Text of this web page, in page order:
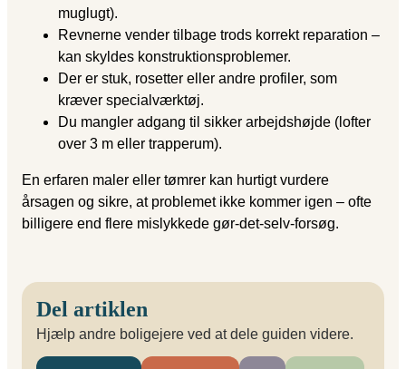
muglugt).
Revnerne vender tilbage trods korrekt reparation –
kan skyldes konstruktionsproblemer.
Der er stuk, rosetter eller andre profiler, som
kræver specialværktøj.
Du mangler adgang til sikker arbejdshøjde (lofter
over 3 m eller trapperum).
En erfaren maler eller tømrer kan hurtigt vurdere
årsagen og sikre, at problemet ikke kommer igen – ofte
billigere end flere mislykkede gør-det-selv-forsøg.
Del artiklen
Hjælp andre boligejere ved at dele guiden videre.